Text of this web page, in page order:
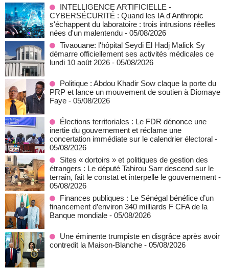
INTELLIGENCE ARTIFICIELLE -
CYBERSÉCURITÉ : Quand les IA d'Anthropic
s'échappent du laboratoire : trois intrusions réelles
nées d'un malentendu - 05/08/2026
Tivaouane: l'hôpital Seydi El Hadj Malick Sy
démarre officiellement ses activités médicales ce
lundi 10 août 2026 - 05/08/2026
Politique : Abdou Khadir Sow claque la porte du
PRP et lance un mouvement de soutien à Diomaye
Faye - 05/08/2026
Élections territoriales : Le FDR dénonce une
inertie du gouvernement et réclame une
concertation immédiate sur le calendrier électoral -
05/08/2026
Sites « dortoirs » et politiques de gestion des
étrangers : Le député Tahirou Sarr descend sur le
terrain, fait le constat et interpelle le gouvernement -
05/08/2026
Finances publiques : Le Sénégal bénéfice d’un
financement d’environ 340 milliards F CFA de la
Banque mondiale - 05/08/2026
Une éminente trumpiste en disgrâce après avoir
contredit la Maison-Blanche - 05/08/2026